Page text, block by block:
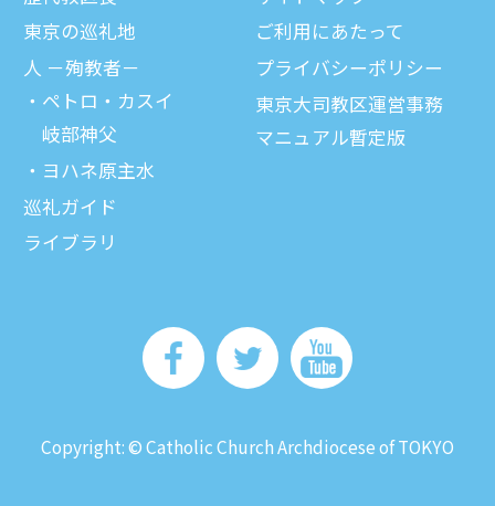
東京の巡礼地
⼈ －殉教者－
ペトロ・カスイ
岐部神父
ヨハネ原主水
巡礼ガイド
ライブラリ
ご利⽤にあたって
プライバシーポリシー
東京大司教区運営事務
マニュアル暫定版
Copyright: © Catholic Church Archdiocese of TOKYO